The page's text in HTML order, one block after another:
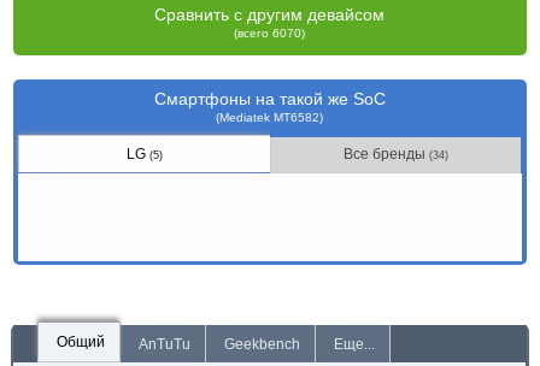
Сравнить с другим девайсом
(всего 6070)
Смартфоны на такой же SoC
(Mediatek MT6582)
LG(5) Все бренды(34)
Общий AnTuTu Geekbench Еще...